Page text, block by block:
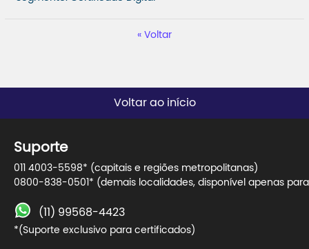
Voltar
Voltar ao início
Suporte
011 4003-5598* (capitais e regiões metropolitanas)
0800-838-0501* (demais localidades, disponível apenas
(11) 99568-4423
*(Suporte exclusivo para certificados)